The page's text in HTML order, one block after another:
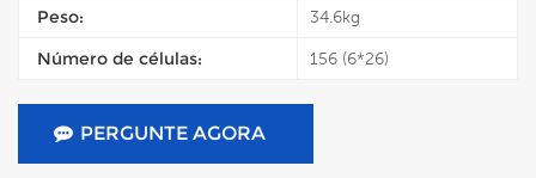
Peso: 34.6kg
Número de células: 156 (6*26)
PERGUNTE AGORA